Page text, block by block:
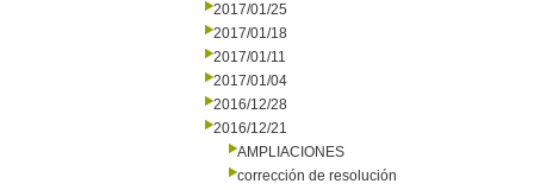
2017/01/25
2017/01/18
2017/01/11
2017/01/04
2016/12/28
2016/12/21
AMPLIACIONES
corrección de resolución